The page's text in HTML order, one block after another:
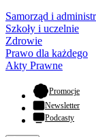
Samorząd i
Szkoły i uczelnie
Zdrowie
Prawo dla każdego
Akty Prawne
Promocje-
Newsletter
Podcasty